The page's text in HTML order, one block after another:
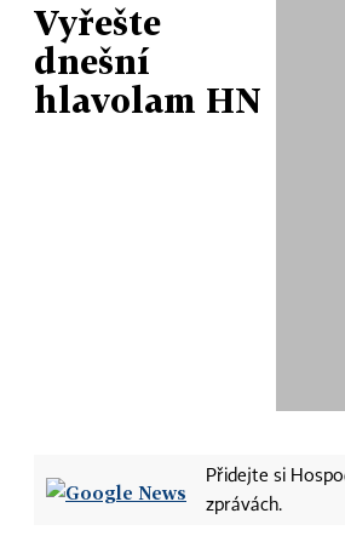
Vyřešte
dnešní
hlavolam HN
Přidejte si
zprávách.